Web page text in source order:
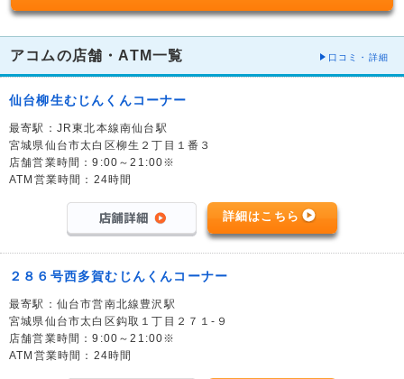
アコムの店舗・ATM一覧 口コミ・詳細
仙台柳生むじんくんコーナー
最寄駅：JR東北本線南仙台駅
宮城県仙台市太白区柳生２丁目１番３
店舗営業時間：9:00～21:00※
ATM営業時間：24時間
詳細はこちら
２８６号西多賀むじんくんコーナー
最寄駅：仙台市営南北線豊沢駅
宮城県仙台市太白区鈎取１丁目２７１-９
店舗営業時間：9:00～21:00※
ATM営業時間：24時間